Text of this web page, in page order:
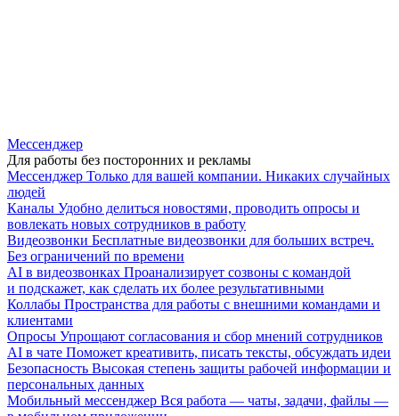
Мессенджер
Для работы без посторонних и рекламы
Мессенджер Только для вашей компании. Никаких случайных
людей
Каналы Удобно делиться новостями, проводить опросы и
вовлекать новых сотрудников в работу
Видеозвонки Бесплатные видеозвонки для больших встреч.
Без ограничений по времени
AI в видеозвонках Проанализирует созвоны с командой
и подскажет, как сделать их более результативными
Коллабы Пространства для работы с внешними командами и
клиентами
Опросы Упрощают согласования и сбор мнений сотрудников
AI в чате Поможет креативить, писать тексты, обсуждать идеи
Безопасность Высокая степень защиты рабочей информации и
персональных данных
Мобильный мессенджер Вся работа — чаты, задачи, файлы —